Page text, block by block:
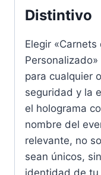
Distintivo
Elegir
para cualquier
seguridad y la
el holograma
nombre del
relevante, no
sean únicos,
identidad de tu